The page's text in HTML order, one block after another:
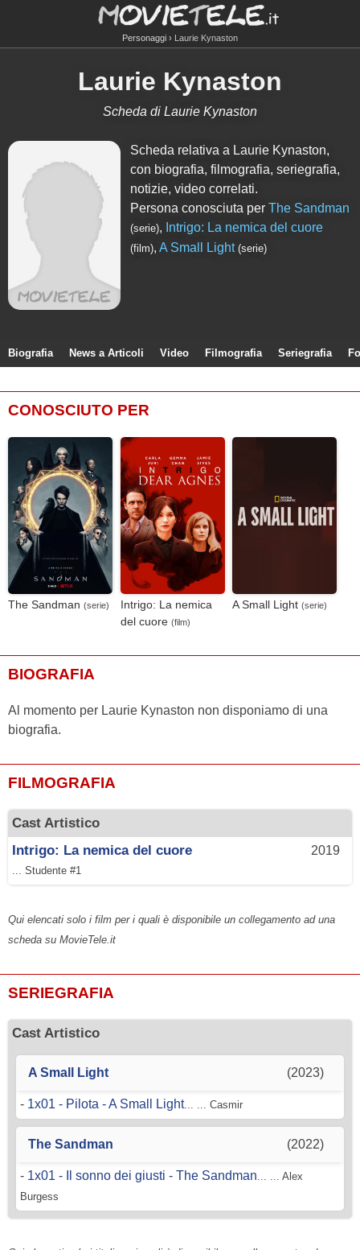
Personaggi Laurie Kynaston
Laurie Kynaston
Scheda di Laurie Kynaston
Scheda relativa a Laurie Kynaston,
con biografia, filmografia, seriegrafia,
notizie, video correlati.
Persona conosciuta perThe Sandman
(serie), Intrigo: La nemica del cuore
(film),A Small Light (serie)
Biografia News a Articoli Video Filmografia Seriegrafia
CONOSCIUTO PER
The Sandman (serie)
Intrigo: La nemica
del cuore (film)
A Small Light (serie)
BIOGRAFIA
Al momento per Laurie Kynaston non disponiamo di una
biografia.
FILMOGRAFIA
Cast Artistico
2019
Intrigo: La nemica del cuore
... Studente #1
Qui elencati solo i film per i quali è disponibile un collegamento ad una
scheda su MovieTele.it
SERIEGRAFIA
Cast Artistico
A Small Light (2023)
- 1x01 - Pilota - A Small Light... ... Casmir
The Sandman (2022)
- 1x01 - Il sonno dei giusti - The Sandman ... ... Alex
Burgess